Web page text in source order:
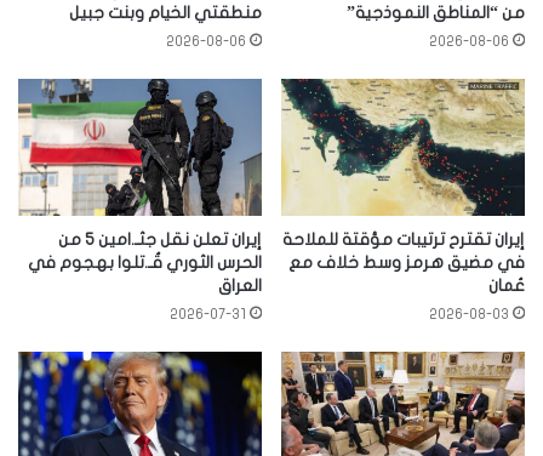
من “المناطق النموذجية”
2026-08-06
منطقتي الخيام وبنت جبيل
2026-08-06
إيران تقترح ترتيبات مؤقتة للملاحة
في مضيق هرمز وسط خلاف مع
عُمان
2026-08-03
إيران تعلن نقل جثـ.امين 5 من
الحرس الثوري قُـ.تلوا بهجوم في
العراق
2026-07-31